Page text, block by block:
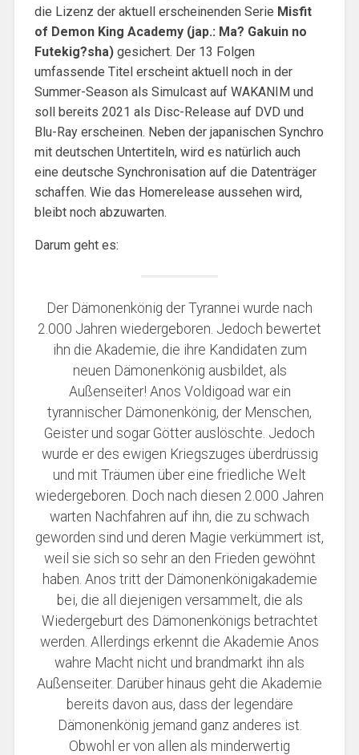
die Lizenz der aktuell erscheinenden Serie Misfit
of Demon King Academy (jap.: Ma? Gakuin no
Futekig?sha) gesichert. Der 13 Folgen
umfassende Titel erscheint aktuell noch in der
Summer-Season als Simulcast auf WAKANIM und
soll bereits 2021 als Disc-Release auf DVD und
Blu-Ray erscheinen. Neben der japanischen Synchro
mit deutschen Untertiteln, wird es natürlich auch
eine deutsche Synchronisation auf die Datenträger
schaffen. Wie das Homerelease aussehen wird,
bleibt noch abzuwarten.
Darum geht es:
Der Dämonenkönig der Tyrannei wurde nach
2.000 Jahren wiedergeboren. Jedoch bewertet
ihn die Akademie, die ihre Kandidaten zum
neuen Dämonenkönig ausbildet, als
Außenseiter! Anos Voldigoad war ein
tyrannischer Dämonenkönig, der Menschen,
Geister und sogar Götter auslöschte. Jedoch
wurde er des ewigen Kriegszuges überdrüssig
und mit Träumen über eine friedliche Welt
wiedergeboren. Doch nach diesen 2.000 Jahren
warten Nachfahren auf ihn, die zu schwach
geworden sind und deren Magie verkümmert ist,
weil sie sich so sehr an den Frieden gewöhnt
haben. Anos tritt der Dämonenkönigakademie
bei, die all diejenigen versammelt, die als
Wiedergeburt des Dämonenkönigs betrachtet
werden. Allerdings erkennt die Akademie Anos
wahre Macht nicht und brandmarkt ihn als
Außenseiter. Darüber hinaus geht die Akademie
bereits davon aus, dass der legendäre
Dämonenkönig jemand ganz anderes ist.
Obwohl er von allen als minderwertig